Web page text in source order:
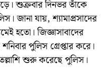
শুক্রবার দিনভর তাঁকে
জানা যায়, শ্যামাপ্রসাদের
হতো। জিজ্ঞাসাবাদের
পুলিস গ্রেপ্তার করে।
শুরু করেছে পুলিস।